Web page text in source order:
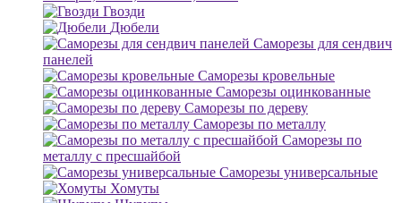
Гвозди
Дюбели
Саморезы для сендвич
панелей
Саморезы кровельные
Саморезы оцинкованные
Саморезы по дереву
Саморезы по металлу
Саморезы по
металлу с пресшайбой
Саморезы универсальные
Хомуты